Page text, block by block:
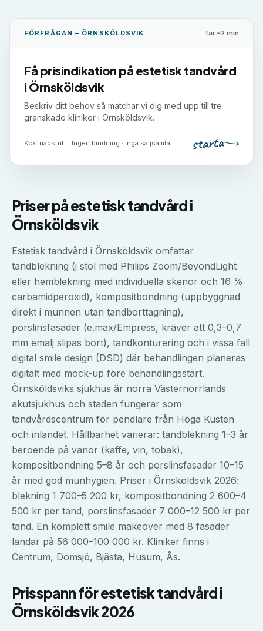
FÖRFRÅGAN – ÖRNSKÖLDSVIK Tar ~2 min
Få prisindikation på estetisk tandvård
i Örnsköldsvik
Beskriv ditt behov så matchar vi dig med upp till tre
granskade kliniker i Örnsköldsvik.
Kostnadsfritt · Ingen bindning · Inga säljsamtal starta
Priser påestetisk tandvårdi
Örnsköldsvik
Estetisk tandvård i Örnsköldsvik omfattar
tandblekning (i stol med Philips Zoom/BeyondLight
eller hemblekning med individuella skenor och 16 %
carbamidperoxid), kompositbondning (uppbyggnad
direkt i munnen utan tandborttagning),
porslinsfasader (e.max/Empress, kräver att 0,3–0,7
mm emalj slipas bort), tandkonturering och i vissa fall
digital smile design (DSD) där behandlingen planeras
digitalt med mock-up före behandlingsstart.
Örnsköldsviks sjukhus är norra Västernorrlands
akutsjukhus och staden fungerar som
tandvårdscentrum för pendlare från Höga Kusten
och inlandet. Hållbarhet varierar: tandblekning 1–3 år
beroende på vanor (kaffe, vin, tobak),
kompositbondning 5–8 år och porslinsfasader 10–15
år med god munhygien. Priser i Örnsköldsvik 2026:
blekning 1 700–5 200 kr, kompositbondning 2 600–4
500 kr per tand, porslinsfasader 7 000–12 500 kr per
tand. En komplett smile makeover med 8 fasader
landar på 56 000–100 000 kr. Kliniker finns i
Centrum, Domsjö, Bjästa, Husum, Ås.
Prisspann förestetisk tandvårdi
Örnsköldsvik2026